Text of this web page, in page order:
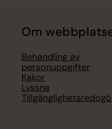
Om
Behandling av
personuppgifter
Kakor
Lyssna